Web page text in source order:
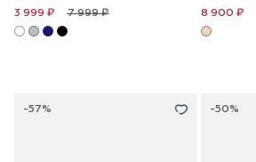
7 999 ₽
3 999 ₽ 8 900 ₽
-57% -50%